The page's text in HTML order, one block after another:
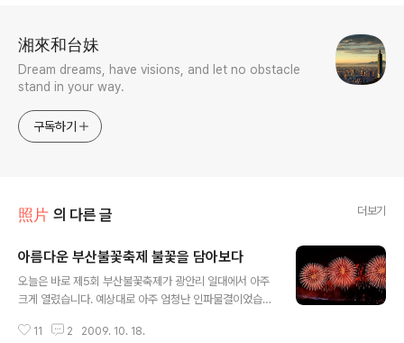
湘來和台妹
Dream dreams, have visions, and let no obstacle
stand in your way.
구독하기
照片 의 다른 글 더보기
아름다운 부산불꽃축제 불꽃을 담아보다
오늘은 바로 제5회 부산불꽃축제가 광안리 일대에서 아주
크게 열렸습니다. 예상대로 아주 엄청난 인파물결이었습니
다양한 사랑이야기를 옴니버스 형태로 구성되었는데요. 축
11 2 2009. 10. 18.